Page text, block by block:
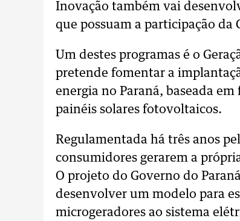
Inovação também vai
que possuam a participação da
Um destes programas é o
pretende fomentar a
energia no Paraná, baseada
painéis solares fotovoltaicos.
Regulamentada há três anos
consumidores gerarem a
O projeto do Governo do
desenvolver um modelo para
microgeradores ao sistema